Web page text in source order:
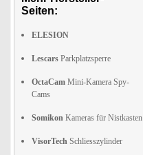
Seiten:
ELESION
Lescars Parkplatzsperre
OctaCam Mini-Kamera Spy-
Cams
Somikon Kameras für Nistkasten
VisorTech Schliesszylinder